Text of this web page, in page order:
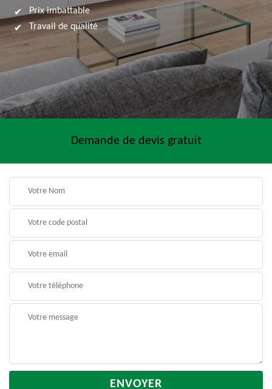
Prix imbattable
Travail de qualité
Demande de devis gratuit